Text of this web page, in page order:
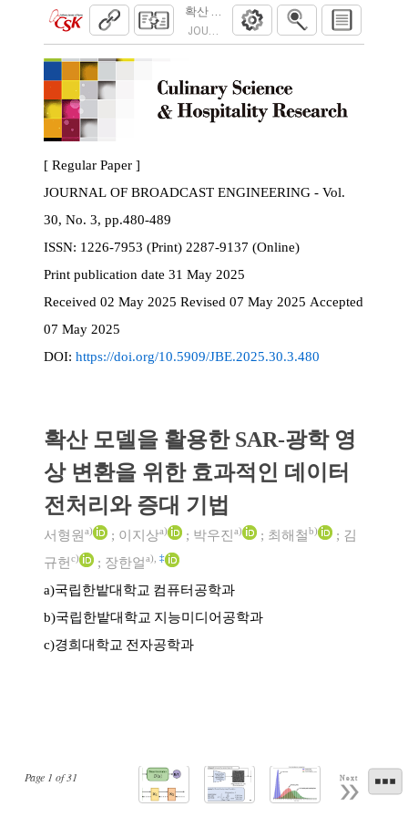
확산 모델을 활용한 SAR-광학 영상 변환
JOURNAL OF BROADCAST ENGINEERING.
Page 1 of31 Next
[ Regular Paper ]
JOURNAL OF BROADCAST ENGINEERING - Vol.
30, No. 3, pp.480-489
ISSN:
1226-7953 (Print) 2287-9137 (Online)
Print publication date 31 May 2025
Received 02 May 2025 Revised 07 May 2025 Accepted
07 May 2025
DOI: https://doi.org/10.5909/JBE.2025.30.3.480
확산 모델을 활용한 SAR-광학 영
상 변환을 위한 효과적인 데이터
전처리와 증대 기법
서형원 a) ; 이지상a) ; 박우진 a) ; 최해철b) ; 김
규헌 c) ; 장한얼a) ‡
a)국립한밭대학교 컴퓨터공학과
b)국립한밭대학교 지능미디어공학과
c)경희대학교 전자공학과